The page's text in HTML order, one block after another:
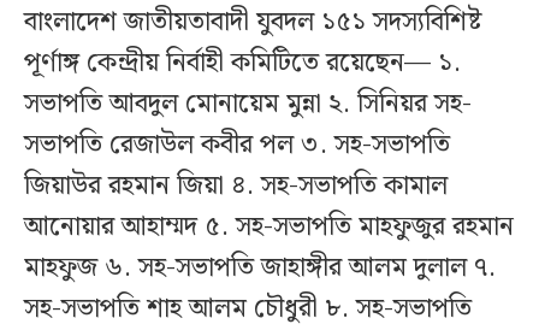
বাংলাদেশ জাতীয়তাবাদী যুবদল ১৫১ সদস্যবিশিষ্ট
পূর্ণাঙ্গ কেন্দ্রীয় নির্বাহী কমিটিতে রয়েছেন— ১.
সভাপতি আবদুল মোনায়েম মুন্না ২. সিনিয়র সহ-
সভাপতি রেজাউল কবীর পল ৩. সহ-সভাপতি
জিয়াউর রহমান জিয়া ৪. সহ-সভাপতি কামাল
আনোয়ার আহাম্মদ ৫. সহ-সভাপতি মাহফুজুর রহমান
মাহফুজ ৬. সহ-সভাপতি জাহাঙ্গীর আলম দুলাল ৭.
সহ-সভাপতি শাহ আলম চৌধুরী ৮. সহ-সভাপতি